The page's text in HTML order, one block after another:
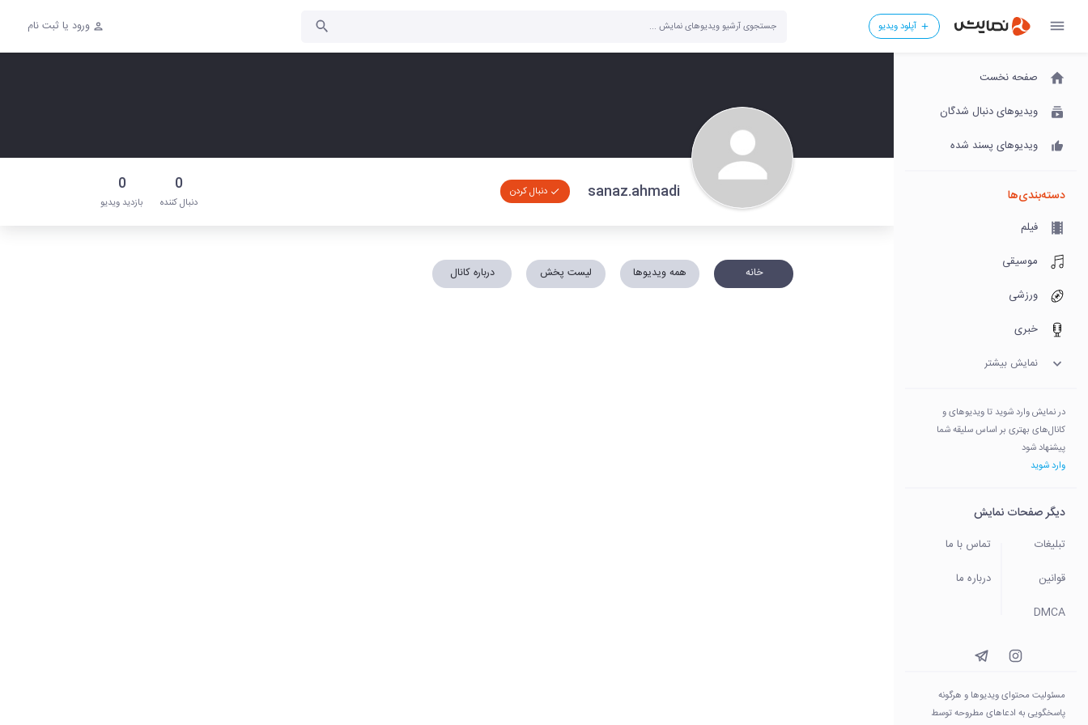
آپلود ویدیو ورود یا ثبت نام
صفحه نخست
ویدیوهای دنبال شدگان
ویدیوهای پسند شده
دسته‌بندی‌ها
فیلم
موسیقی
ورزشی
خبری
نمایش بیشتر
در نمایش وارد شوید تا ویدیوهای و
کانال‌های بهتری بر اساس سلیقه شما
پیشنهاد شود
وارد شوید
دیگر صفحات نمایش
تبلیغات
تماس با ما
قوانین
درباره ما
DMCA
مسئولیت محتوای ویدیو‌ها و هرگونه
پاسخگویی به ادعاهای مطروحه توسط
sanaz.ahmadi دنبال کردن 0
دنبال‌ کننده
0
بازدید ویدیو
خانه همه ویدیوها لیست پخش درباره کانال